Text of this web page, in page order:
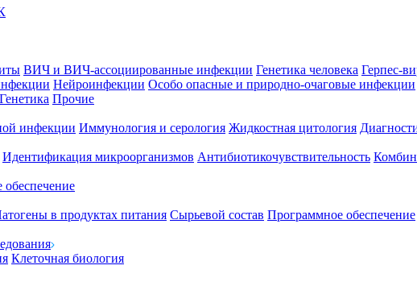
ВИЧ и ВИЧ-ассоциированные инфекции Генетика человека Герпес-
Нейроинфекции Особо опасные и природно-очаговые инфекции
Генетика Прочие
инфекции Иммунология и серология Жидкостная цитология
Идентификация микроорганизмов Антибиотикочувствительность
в продуктах питания Сырьевой состав Программное обеспечение
Клеточная биология